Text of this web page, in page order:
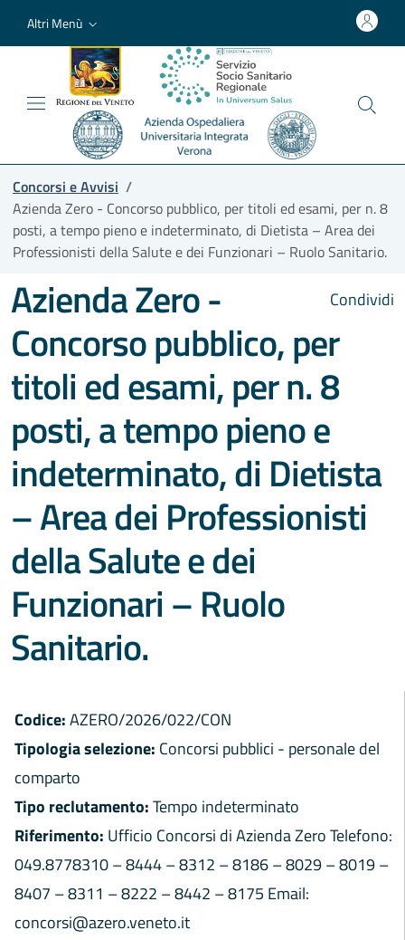
Altri Menù
Concorsi e Avvisi /
Azienda Zero - Concorso pubblico, per titoli ed esami, per n. 8
posti, a tempo pieno e indeterminato, di Dietista – Area dei
Professionisti della Salute e dei Funzionari – Ruolo Sanitario.
Condividi
Azienda Zero -
Concorso pubblico, per
titoli ed esami, per n. 8
posti, a tempo pieno e
indeterminato, di Dietista
– Area dei Professionisti
della Salute e dei
Funzionari – Ruolo
Sanitario.
Codice:AZERO/2026/022/CON
Tipologia selezione: Concorsi pubblici - personale del
comparto
Tipo reclutamento:Tempo indeterminato
Riferimento: Ufficio Concorsi di Azienda Zero Telefono:
049.8778310 – 8444 – 8312 – 8186 – 8029 – 8019 –
8407 – 8311 – 8222 – 8442 – 8175 Email:
concorsi@azero.veneto.it